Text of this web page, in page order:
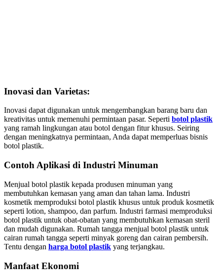
Inovasi dan Varietas:
Inovasi dapat digunakan untuk mengembangkan barang baru dan
kreativitas untuk memenuhi permintaan pasar. Seperti botol plastik
yang ramah lingkungan atau botol dengan fitur khusus. Seiring
dengan meningkatnya permintaan, Anda dapat memperluas bisnis
botol plastik.
Contoh Aplikasi di Industri Minuman
Menjual botol plastik kepada produsen minuman yang
membutuhkan kemasan yang aman dan tahan lama. Industri
kosmetik memproduksi botol plastik khusus untuk produk kosmetik
seperti lotion, shampoo, dan parfum. Industri farmasi memproduksi
botol plastik untuk obat-obatan yang membutuhkan kemasan steril
dan mudah digunakan. Rumah tangga menjual botol plastik untuk
cairan rumah tangga seperti minyak goreng dan cairan pembersih.
Tentu dengan harga botol plastik yang terjangkau.
Manfaat Ekonomi